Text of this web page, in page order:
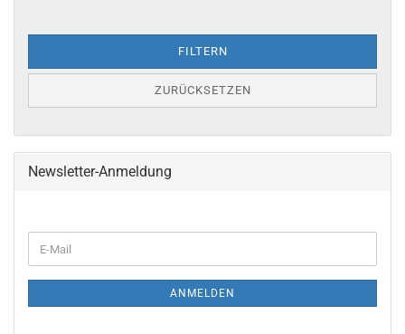
FILTERN
ZURÜCKSETZEN
Newsletter-Anmeldung
ZUR
E-
Mail
ANMELDEN